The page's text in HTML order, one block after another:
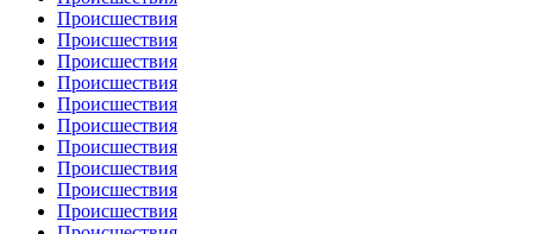
Происшествия
Происшествия
Происшествия
Происшествия
Происшествия
Происшествия
Происшествия
Происшествия
Происшествия
Происшествия